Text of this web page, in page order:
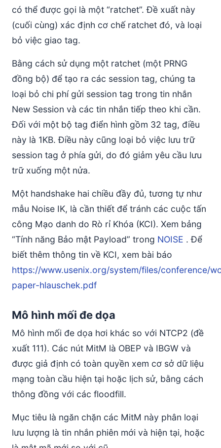
có thể được gọi là một “ratchet”. Đề xuất này
(cuối cùng) xác định cơ chế ratchet đó, và loại
bỏ việc giao tag.
Bằng cách sử dụng một ratchet (một PRNG
đồng bộ) để tạo ra các session tag, chúng ta
loại bỏ chi phí gửi session tag trong tin nhắn
New Session và các tin nhắn tiếp theo khi cần.
Đối với một bộ tag điển hình gồm 32 tag, điều
này là 1KB. Điều này cũng loại bỏ việc lưu trữ
session tag ở phía gửi, do đó giảm yêu cầu lưu
trữ xuống một nửa.
Một handshake hai chiều đầy đủ, tương tự như
mẫu Noise IK, là cần thiết để tránh các cuộc tấn
công Mạo danh do Rò rỉ Khóa (KCI). Xem bảng
“Tính năng Bảo mật Payload” trong NOISE . Để
biết thêm thông tin về KCI, xem bài báo
https://www.usenix.org/system/files/conference/
paper-hlauschek.pdf
Mô hình mối đe dọa
Mô hình mối đe dọa hơi khác so với NTCP2 (đề
xuất 111). Các nút MitM là OBEP và IBGW và
được giả định có toàn quyền xem cơ sở dữ liệu
mạng toàn cầu hiện tại hoặc lịch sử, bằng cách
thông đồng với các floodfill.
Mục tiêu là ngăn chặn các MitM này phân loại
lưu lượng là tin nhắn phiên mới và hiện tại, hoặc